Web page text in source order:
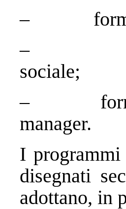
–
– ricerca
sociale;
–
manager.
I programmi
disegnati
adottano, in